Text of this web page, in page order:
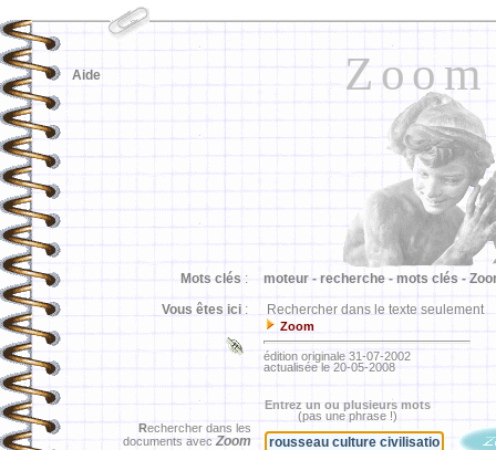
Zoom
Aide
Mots clés : moteur - recherche - mots clés -
Vous êtes ici : Rechercher dans le texte seulement
Zoom
édition originale 31-07-2002
actualisée le 20-05-2008
Rechercher dans les
documents avec Zoom
Entrez un ou plusieurs mots
(pas une phrase !)